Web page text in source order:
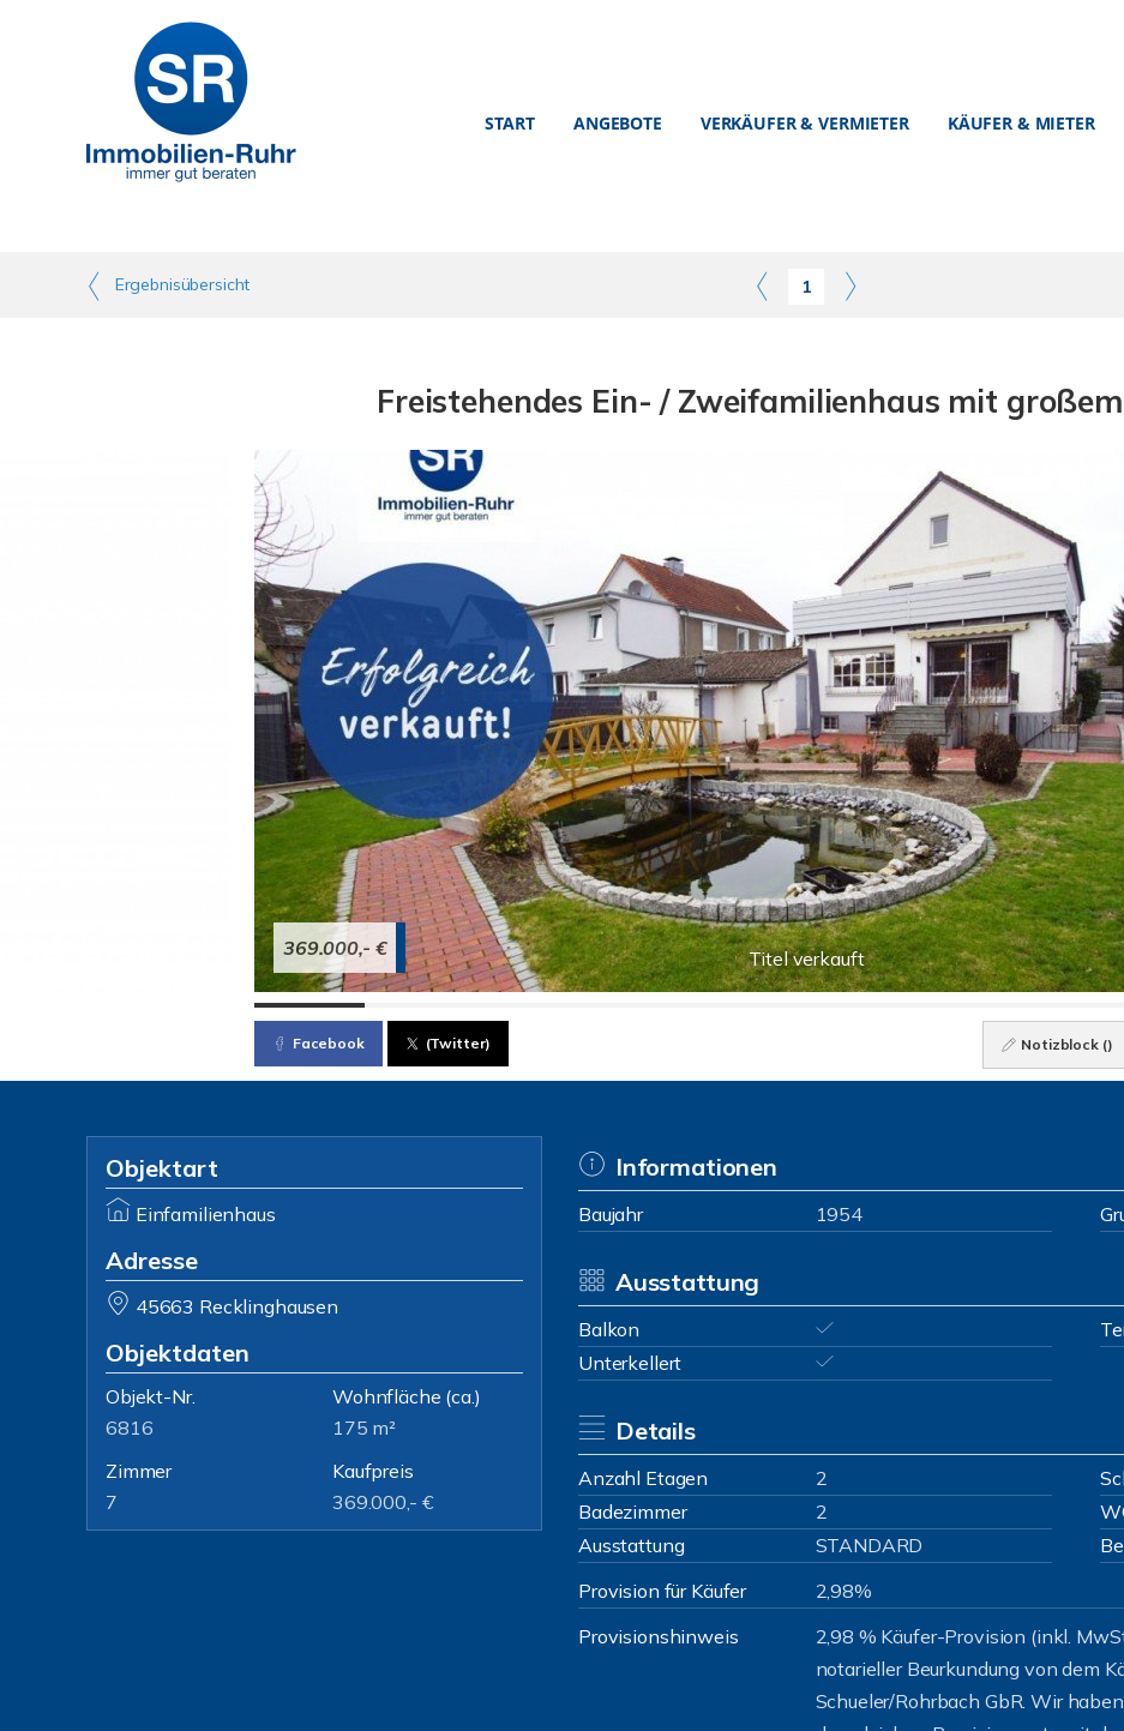
START ANGEBOTE VERKÄUFER & VERMIETER KÄUFER & MIETER
Ergebnisübersicht 1
Freistehendes Ein- / Zweifamilienhaus mit
Titel verkauft
369.000,- €
Facebook (Twitter) Notizblock ()
Objektart
Einfamilienhaus
Adresse
45663 Recklinghausen
Objektdaten
Objekt-Nr.
6816
Wohnfläche (ca.)
175 m²
Zimmer
7
Kaufpreis
369.000,- €
Informationen
Baujahr 1954
Ausstattung
Balkon
Unterkellert
Details
Anzahl Etagen 2
Badezimmer
2
Ausstattung
STANDARD
Provision für Käufer
2,98%
Provisionshinweis
2,98 % Käufer-Provision (inkl.
notarieller Beurkundung von dem
Schueler/Rohrbach GbR. Wir